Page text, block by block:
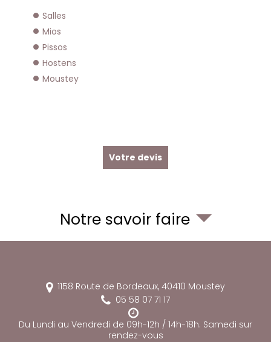
Salles
Mios
Pissos
Hostens
Moustey
Votre devis
Notre savoir faire
1158 Route de Bordeaux, 40410 Moustey
05 58 07 71 17
Du Lundi au Vendredi de 09h-12h / 14h-18h. Samedi sur
rendez-vous